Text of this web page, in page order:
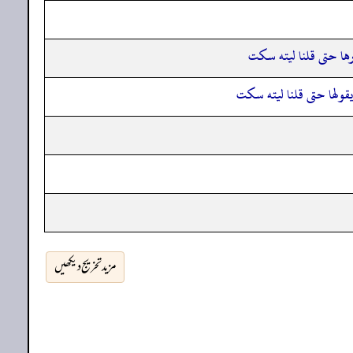
حتى قلنا ليته سكت
يقولها حتى قلنا ليته سكت
مزید تخریج دیکھیں